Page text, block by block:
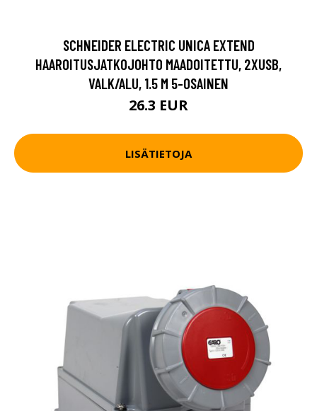
SCHNEIDER ELECTRIC UNICA EXTEND
HAAROITUSJATKOJOHTO MAADOITETTU, 2XUSB,
VALK/ALU, 1.5 M 5-OSAINEN
26.3 EUR
LISÄTIETOJA